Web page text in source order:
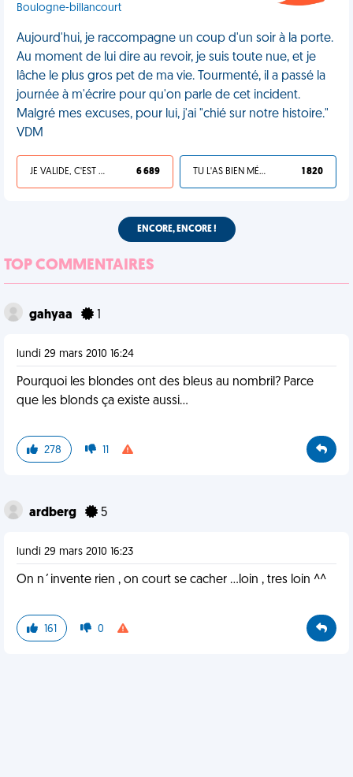
Boulogne-billancourt
Aujourd'hui, je raccompagne un coup d'un soir à la porte.
Au moment de lui dire au revoir, je suis toute nue, et je
lâche le plus gros pet de ma vie. Tourmenté, il a passé la
journée à m'écrire pour qu'on parle de cet incident.
Malgré mes excuses, pour lui, j'ai "chié sur notre histoire."
VDM
JE VALIDE, C'EST UNE VDM 6 689 TU L'AS BIEN MÉRITÉ 1 820
ENCORE, ENCORE !
TOP COMMENTAIRES
gahyaa
lundi 29 mars 2010 16:24
Pourquoi les blondes ont des bleus au nombril? Parce
que les blonds ça existe aussi...
278 11
ardberg 5
lundi 29 mars 2010 16:23
On n´invente rien , on court se cacher ...loin , tres loin ^^
161 0